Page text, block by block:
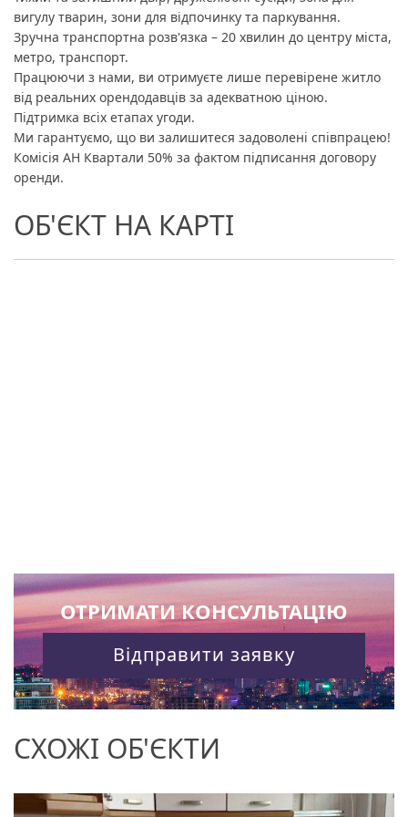
вигулу тварин, зони для відпочинку та паркування.
Зручна транспортна розв'язка – 20 хвилин до центру міста,
метро, транспорт.
Працюючи з нами, ви отримуєте лише перевірене житло
від реальних орендодавців за адекватною ціною.
Підтримка всіх етапах угоди.
Ми гарантуємо, що ви залишитеся задоволені співпрацею!
Комісія АН Квартали 50% за фактом підписання договору
оренди.
ОБ'ЄКТ НА КАРТІ
ОТРИМАТИ КОНСУЛЬТАЦІЮ
Відправити заявку
СХОЖІ ОБ'ЄКТИ